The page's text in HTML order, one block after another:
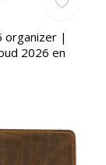
organizer |
2026 en